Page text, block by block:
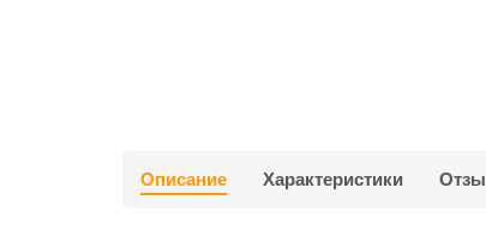
Описание Характеристики